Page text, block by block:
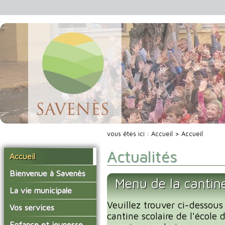
Accueil
Bienvenue à Savenès
Situer Savenès
Savenès en chiffre
L'histoire du village
La vie municipale
Vos élus
Les compte-rendus du
Vos services
La mairie
vous êtes ici : Accueil > Accueil
Actualités
Menu de la
Veuillez trouver ci-
cantine scolaire de l'école